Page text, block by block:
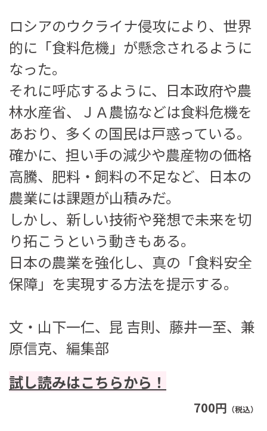
700円 （税込）
ロシアのウクライナ侵攻により、世界
的に「食料危機」が懸念されるように
なった。
それに呼応するように、日本政府や農
林水産省、ＪＡ農協などは食料危機を
あおり、多くの国民は戸惑っている。
確かに、担い手の減少や農産物の価格
高騰、肥料・飼料の不足など、日本の
農業には課題が山積みだ。
しかし、新しい技術や発想で未来を切
り拓こうという動きもある。
日本の農業を強化し、真の「食料安全
保障」を実現する方法を提示する。
文・山下一仁、昆 吉則、藤井一至、兼
原信克、編集部
試し読みはこちらから！